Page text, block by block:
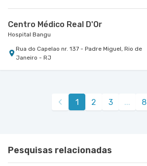
Centro Médico Real D'Or
Hospital Bangu
Rua do Capelao nr. 137 - Padre Miguel, Rio de
Janeiro - RJ
1 2 3 ... 8
Pesquisas relacionadas